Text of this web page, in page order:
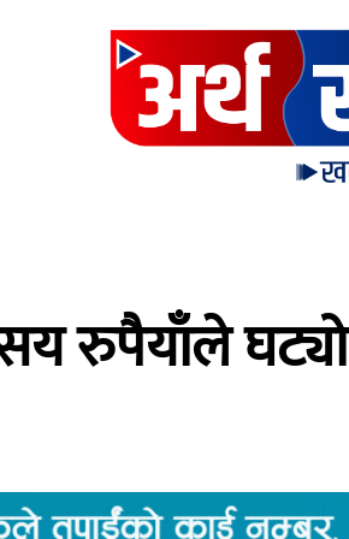
रुपैयाँले घट्यो